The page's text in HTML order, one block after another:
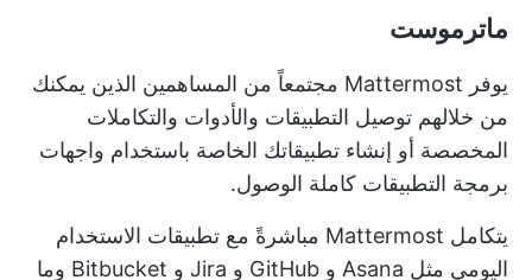
ماترموست
يوفر Mattermost مجتمعاً من المساهمين الذين يمكنك
من خلالهم توصيل التطبيقات والأدوات والتكاملات
المخصصة أو إنشاء تطبيقاتك الخاصة باستخدام واجهات
برمجة التطبيقات كاملة الوصول.
يتكامل Mattermost مباشرةً مع تطبيقات الاستخدام
اليومي مثل Asana و GitHub و Jira و Bitbucket وما